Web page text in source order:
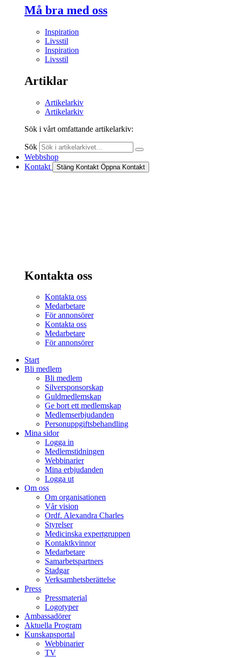
Må bra med oss
Inspiration
Livsstil
Inspiration
Livsstil
Artiklar
Artikelarkiv
Artikelarkiv
Sök i vårt omfattande artikelarkiv:
Sök
Webbshop
Kontakt
Stäng Kontakt Öppna Kontakt
Kontakta oss
Kontakta oss
Medarbetare
För annonsörer
Kontakta oss
Medarbetare
För annonsörer
Start
Bli medlem
Bli medlem
Silversponsorskap
Guldmedlemskap
Ge bort ett medlemskap
Medlemserbjudanden
Personuppgiftsbehandling
Mina sidor
Logga in
Medlemstidningen
Webbinarier
Mina erbjudanden
Logga ut
Om oss
Om organisationen
Vår vision
Ordf. Alexandra Charles
Styrelser
Medicinska expertgruppen
Kontaktkvinnor
Medarbetare
Samarbetspartners
Stadgar
Verksamhetsberättelse
Press
Pressmaterial
Logotyper
Ambassadörer
Aktuella Program
Kunskapsportal
Webbinarier
TV